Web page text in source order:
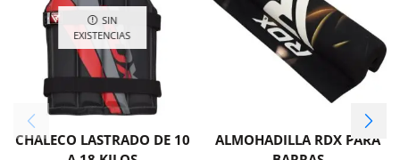
SIN
EXISTENCIAS
CHALECO LASTRADO DE 10
ALMOHADILLA RDX PARA